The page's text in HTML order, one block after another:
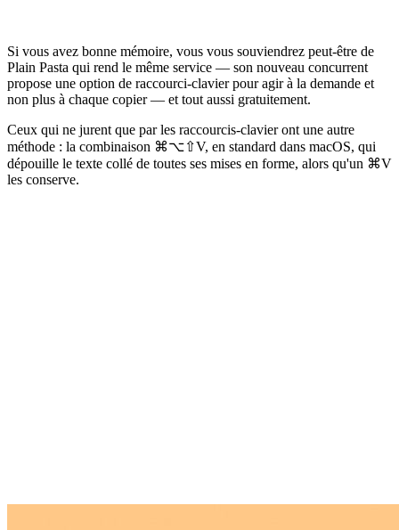
Si vous avez bonne mémoire, vous vous souviendrez peut-être de
Plain Pasta qui rend le même service — son nouveau concurrent
propose une option de raccourci-clavier pour agir à la demande et
non plus à chaque copier — et tout aussi gratuitement.
Ceux qui ne jurent que par les raccourcis-clavier ont une autre
méthode : la combinaison ⌘⌥⇧V, en standard dans macOS, qui
dépouille le texte collé de toutes ses mises en forme, alors qu'un ⌘V
les conserve.